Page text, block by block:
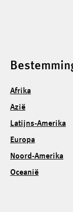
Afrika
Azië
Latijns-Amerika
Europa
Noord-Amerika
Oceanië